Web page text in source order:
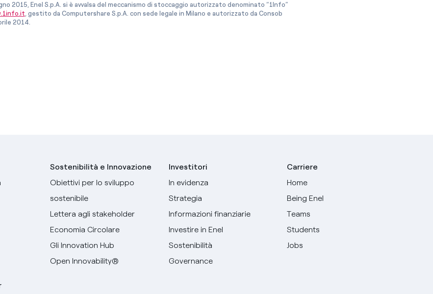
2015, Enel S.p.A. si è avvalsa del meccanismo di stoccaggio autorizzato denominato “1Info”
, gestito da Computershare S.p.A. con sede legale in Milano e autorizzato da Consob
2014.
Sostenibilità e Innovazione
Obiettivi per lo sviluppo
sostenibile
Lettera agli stakeholder
Economia Circolare
Gli Innovation Hub
Open Innovability®
Investitori
In evidenza
Strategia
Informazioni finanziarie
Investire in Enel
Sostenibilità
Governance
Carriere
Home
Being Enel
Teams
Students
Jobs